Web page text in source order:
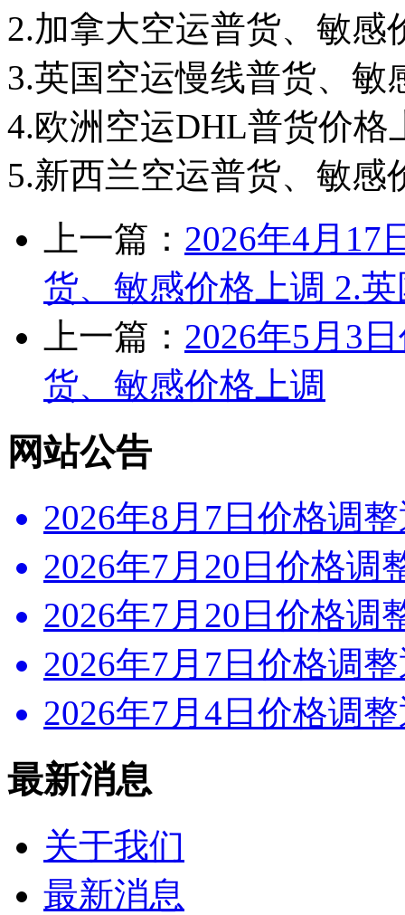
2.加拿大空运普货、敏感
3.英国空运慢线普货、敏
4.欧洲空运DHL普货价格
5.新西兰空运普货、敏感
上一篇： 2026年4月17
货、敏感价格上调 2.
上一篇： 2026年5月3
货、敏感价格上调
网站公告
2026年8月7日价格调
2026年7月20日价格调
2026年7月20日价格调
2026年7月7日价格调
2026年7月4日价格调
最新消息
关于我们
最新消息